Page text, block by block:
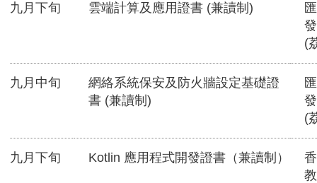
九月下旬 雲端計算及應用證書 (兼讀制)
(
九月中旬
網絡系統保安及防火牆設定基礎證
書 (兼讀制)
(
九月下旬 Kotlin 應用程式開發證書（兼讀制）